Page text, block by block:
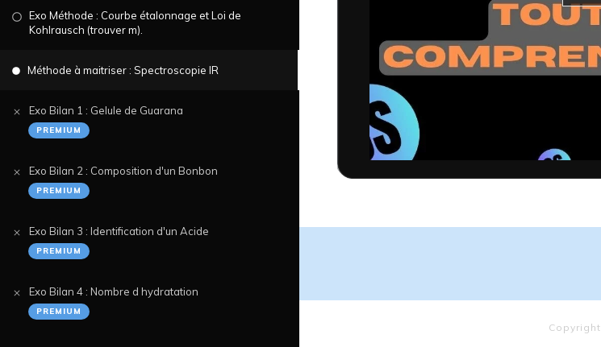
Copyright
Exo Méthode : Courbe étalonnage et Loi de
Kohlrausch (trouver m)
Méthode à maitriser : Spectroscopie IR
Exo Bilan 1 : Gelule de Guarana
PREMIUM
Exo Bilan 2 : Composition d'un Bonbon
PREMIUM
Exo Bilan 3 : Identification d'un Acide
PREMIUM
Exo Bilan 4 : Nombre d hydratation
PREMIUM